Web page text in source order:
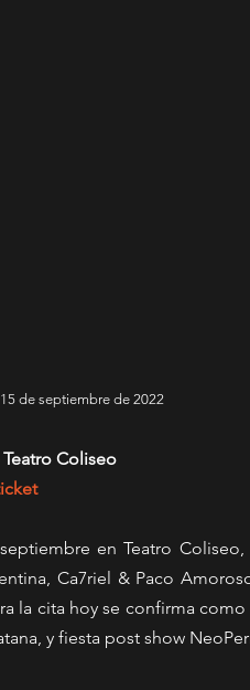
de septiembre de 2022
Coliseo
en Teatro
Ca7riel & Paco
la cita hoy se confirma
y fiesta post show